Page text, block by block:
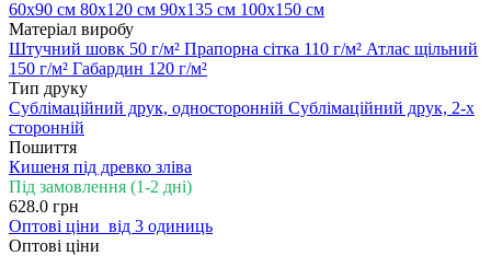
60х90 см 80х120 см 90х135 см 100х150 см
Матеріал виробу
Штучний шовк 50 г/м² Прапорна сітка 110 г/м² Атлас щільний
150 г/м² Габардин 120 г/м²
Тип друку
Сублімаційний друк, односторонній Сублімаційний друк, 2-х
сторонній
Пошиття
Кишеня під древко зліва
Під замовлення (1-2 дні)
628.0 грн
Оптові ціни від 3 одиниць
Оптові ціни